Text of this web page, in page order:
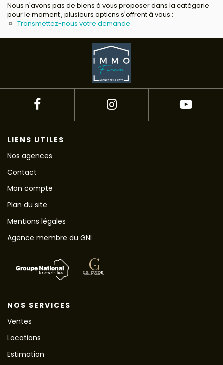
Nous n'avons pas de biens à vous proposer dans la catégorie
pour le moment , plusieurs options s'offrent à vous :
Transmettez-nous votre demande
LIENS UTILES
Nos agences
Contact
Mon compte
Plan du site
Mentions légales
Agence membre du GNI
NOS SERVICES
Ventes
Locations
Estimation